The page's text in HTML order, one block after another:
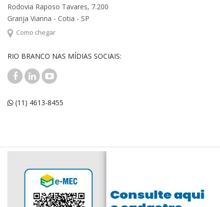
Rodovia Raposo Tavares, 7.200
Granja Vianna - Cotia - SP
Como chegar
RIO BRANCO NAS MÍDIAS SOCIAIS:
(11) 4613-8455